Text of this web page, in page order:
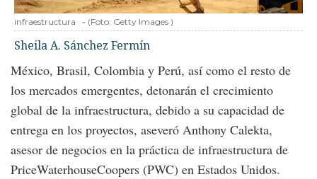
infraestructura - (Foto: Getty Images )
Sheila A. Sánchez Fermín
México, Brasil, Colombia y Perú, así como el resto de
los mercados emergentes, detonarán el crecimiento
global de la infraestructura, debido a su capacidad de
entrega en los proyectos, aseveró Anthony Calekta,
asesor de negocios en la práctica de infraestructura de
PriceWaterhouseCoopers (PWC) en Estados Unidos.